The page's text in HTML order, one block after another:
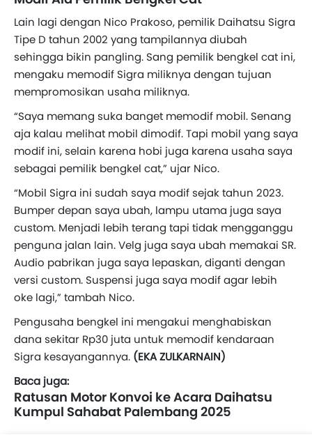
Lain lagi dengan Nico Prakoso, pemilik Daihatsu Sigra
Tipe D tahun 2002 yang tampilannya diubah
sehingga bikin pangling. Sang pemilik bengkel cat ini,
mengaku memodif Sigra miliknya dengan tujuan
mempromosikan usaha miliknya.
“Saya memang suka banget memodif mobil. Senang
aja kalau melihat mobil dimodif. Tapi mobil yang saya
modif ini, selain karena hobi juga karena usaha saya
sebagai pemilik bengkel cat,” ujar Nico.
“Mobil Sigra ini sudah saya modif sejak tahun 2023.
Bumper depan saya ubah, lampu utama juga saya
custom. Menjadi lebih terang tapi tidak mengganggu
penguna jalan lain. Velg juga saya ubah memakai SR.
Audio pabrikan juga saya lepaskan, diganti dengan
versi custom. Suspensi juga saya modif agar lebih
oke lagi,” tambah Nico.
Pengusaha bengkel ini mengakui menghabiskan
dana sekitar Rp30 juta untuk memodif kendaraan
Sigra kesayangannya. (EKA ZULKARNAIN)
Baca juga:
Ratusan Motor Konvoi ke Acara Daihatsu
Kumpul Sahabat Palembang 2025